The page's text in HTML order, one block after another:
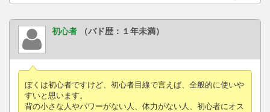
初心者 （バド歴：１年未満）
ぼくは初心者ですけど、初心者目線で言えば、全般的に使いや
すいと思います。
背の小さな人やパワーがない人、体力がない人、初心者にオス